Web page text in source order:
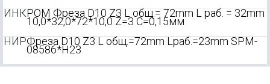
ИНКРОМ Фреза D10 Z3 L общ.= 72mm L раб. = 32mm
10,0*32,0*72*10,0 Z=3 C=0,15мм
НИРФреза D10 Z3 L общ.=72mm Lраб.=23mm SPM-
08586*H23